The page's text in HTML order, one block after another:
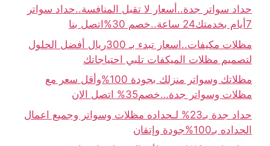
حداد سواتر جدة..أسعار لا تقبل المنافسة..حداد سواتر
7أيام بخدمتك24 ساعة..خصم 30%اتصل بنا
مظلات مكيفات..اسعار تبدء بـ 300ريال أفضل الحلول
لتصميم مظلات الميكفات تلبي احتياجاتك
مظلاتك وسواتر منزلك بجودة 100%وأقل سعر مع
مظلات وسواتر جدة…خصم35% اتصل الان
حداد جدة بـ23% لـحداده مظلات وسواتر وجميع اعمال
الحداده بـ100%جودة وإتقان